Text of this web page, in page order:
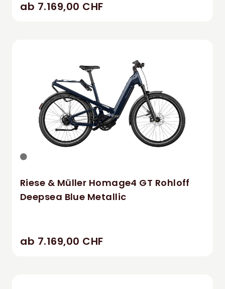
ab 7.169,00 CHF
Riese & Müller Homage4 GT Rohloff
Deepsea Blue Metallic
ab 7.169,00 CHF